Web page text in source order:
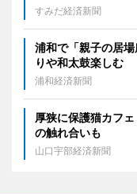
すみだ経済新聞
浦和で「親子の居
りや和太鼓楽しむ
浦和経済新聞
厚狭に保護猫カフ
の触れ合いも
山口宇部経済新聞